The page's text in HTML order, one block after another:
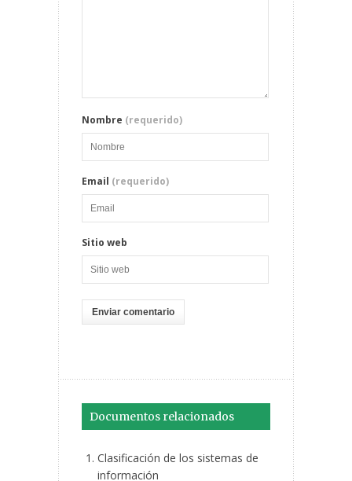
Nombre (requerido)
Email (requerido)
Sitio web
Documentos relacionados
Clasificación de los sistemas de
información